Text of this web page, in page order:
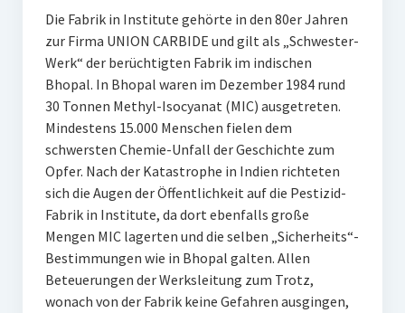
Die Fabrik in Institute gehörte in den 80er Jahren
zur Firma UNION CARBIDE und gilt als „Schwester-
Werk“ der berüchtigten Fabrik im indischen
Bhopal. In Bhopal waren im Dezember 1984 rund
30 Tonnen Methyl-Isocyanat (MIC) ausgetreten.
Mindestens 15.000 Menschen fielen dem
schwersten Chemie-Unfall der Geschichte zum
Opfer. Nach der Katastrophe in Indien richteten
sich die Augen der Öffentlichkeit auf die Pestizid-
Fabrik in Institute, da dort ebenfalls große
Mengen MIC lagerten und die selben „Sicherheits“-
Bestimmungen wie in Bhopal galten. Allen
Beteuerungen der Werksleitung zum Trotz,
wonach von der Fabrik keine Gefahren ausgingen,